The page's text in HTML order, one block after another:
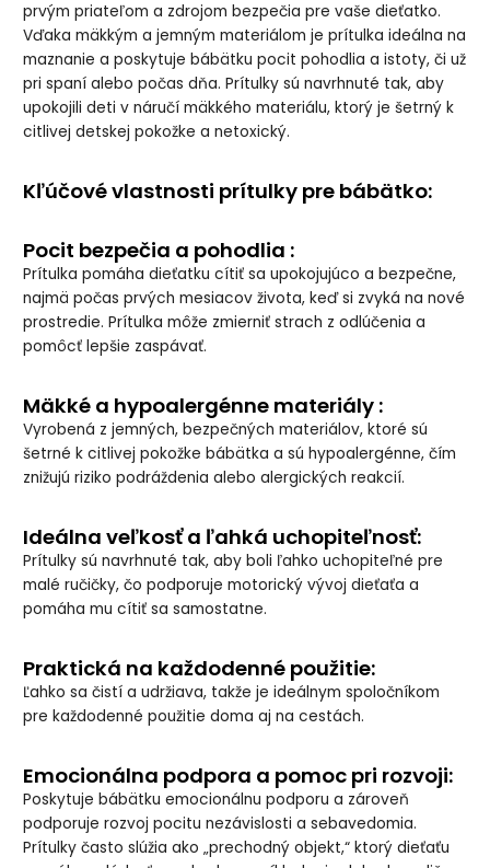
prvým priateľom a zdrojom bezpečia pre vaše dieťatko.
Vďaka mäkkým a jemným materiálom je prítulka ideálna na
maznanie a poskytuje bábätku pocit pohodlia a istoty, či už
pri spaní alebo počas dňa. Prítulky sú navrhnuté tak, aby
upokojili deti v náručí mäkkého materiálu, ktorý je šetrný k
citlivej detskej pokožke a netoxický.
Kľúčové vlastnosti prítulky pre bábätko:
Pocit bezpečia a pohodlia :
Prítulka pomáha dieťatku cítiť sa upokojujúco a bezpečne,
najmä počas prvých mesiacov života, keď si zvyká na nové
prostredie. Prítulka môže zmierniť strach z odlúčenia a
pomôcť lepšie zaspávať.
Mäkké a hypoalergénne materiály :
Vyrobená z jemných, bezpečných materiálov, ktoré sú
šetrné k citlivej pokožke bábätka a sú hypoalergénne, čím
znižujú riziko podráždenia alebo alergických reakcií.
Ideálna veľkosť a ľahká uchopiteľnosť:
Prítulky sú navrhnuté tak, aby boli ľahko uchopiteľné pre
malé ručičky, čo podporuje motorický vývoj dieťaťa a
pomáha mu cítiť sa samostatne.
Praktická na každodenné použitie:
Ľahko sa čistí a udržiava, takže je ideálnym spoločníkom
pre každodenné použitie doma aj na cestách.
Emocionálna podpora a pomoc pri rozvoji:
Poskytuje bábätku emocionálnu podporu a zároveň
podporuje rozvoj pocitu nezávislosti a sebavedomia.
Prítulky často slúžia ako „prechodný objekt,“ ktorý dieťaťu